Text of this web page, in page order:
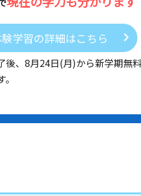
学習の詳細はこちら
、 8月24日(月)から新学期無